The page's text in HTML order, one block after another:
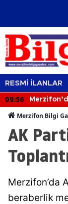
RESMİ İLANLAR
09:56
Merzifon Bilgi
AK
Merzifon’da
beraberlik